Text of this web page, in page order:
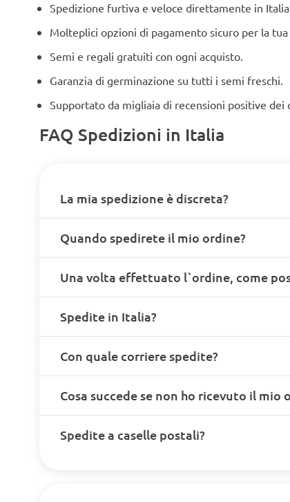
Spedizione furtiva e veloce direttamente in
Molteplici opzioni di pagamento sicuro per la
Semi e regali gratuiti con ogni acquisto.
Garanzia di germinazione su tutti i semi freschi.
Supportato da migliaia di recensioni positive
FAQ Spedizioni in Italia
La mia spedizione è discreta?
Quando spedirete il mio ordine?
Una volta effettuato l`ordine, come
Spedite in Italia?
Con quale corriere spedite?
Cosa succede se non ho ricevuto il mio
Spedite a caselle postali?